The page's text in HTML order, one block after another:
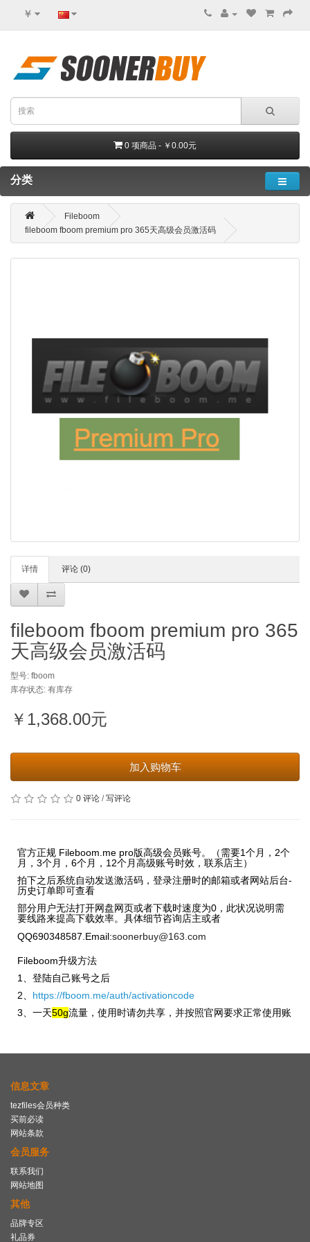
￥
0 项商品 - ￥0.00元
分类
Fileboom
fileboom fboom premium pro 365天高级会员激活码
详情 评论 (0)
fileboom fboom premium pro 365
天高级会员激活码
型号: fboom
库存状态: 有库存
￥1,368.00元
加入购物车
0 评论 /写评论
官方正规 Fileboom.me pro版高级会员账号。（需要1个月，2个
月，3个月，6个月，12个月高级账号时效，联系店主）
拍下之后系统自动发送激活码，登录注册时的邮箱或者网站后台-
历史订单即可查看
部分用户无法打开网盘网页或者下载时速度为0，此状况说明需
要线路来提高下载效率。具体细节咨询店主或者
QQ690348587. Email:soonerbuy@163.com
Fileboom升级方法
1、登陆自己账号之后
2、 https://fboom.me/auth/activationcode
3、一天50g流量，使用时请勿共享，并按照官网要求正常使用账
信息文章
tezfiles会员种类
买前必读
网站条款
会员服务
联系我们
网站地图
其他
品牌专区
礼品券